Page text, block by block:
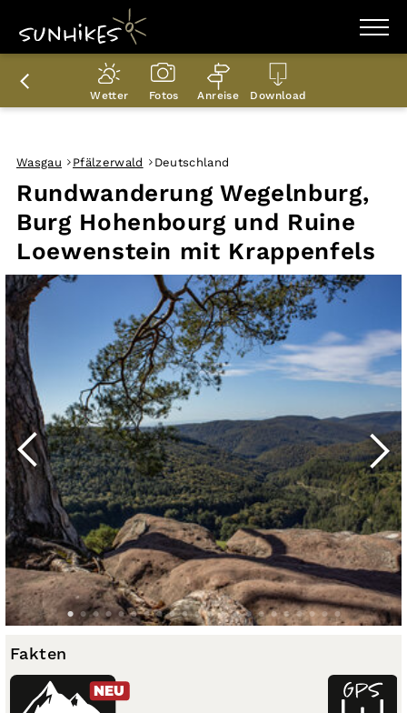
WANDERZIELE
WANDERUNGEN
ENTDECKEN
PLANER
Wetter Fotos Anreise Download
Rundwanderung Wegelnburg,
Burg Hohenbourg und Ruine
Loewenstein mit Krappenfels
Wasgau Pfälzerwald Deutschland
Fakten
NEU